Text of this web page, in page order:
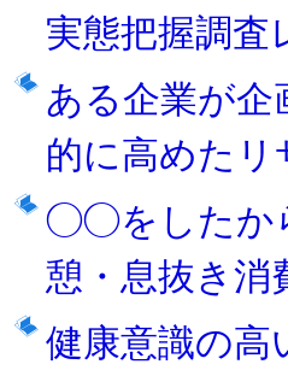
実態把握調査
ある企業が企
的に高めたリ
◯◯をしたか
憩・息抜き消
健康意識の高